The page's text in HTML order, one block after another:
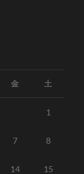
金 土
1
7 8
14 15